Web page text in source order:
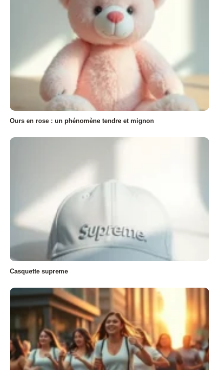
Ours en rose : un phénomène tendre et mignon
Casquette supreme